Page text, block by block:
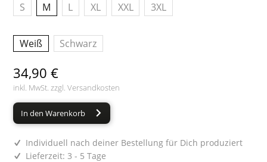
S M L XL XXL 3XL
Weiß Schwarz
34,90 €
inkl. MwSt. zzgl.Versandkosten
In den Warenkorb
Individuell nach deiner Bestellung für Dich produziert
Lieferzeit: 3 - 5 Tage